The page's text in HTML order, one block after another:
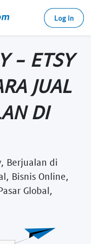
Log in
- ETSY
JUAL
DI
Berjualan di
Bisnis Online,
Global,